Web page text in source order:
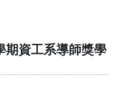
期資工系導師獎學